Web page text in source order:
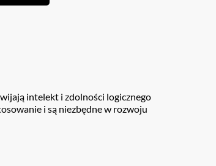
intelekt i zdolności logicznego
i są niezbędne w rozwoju